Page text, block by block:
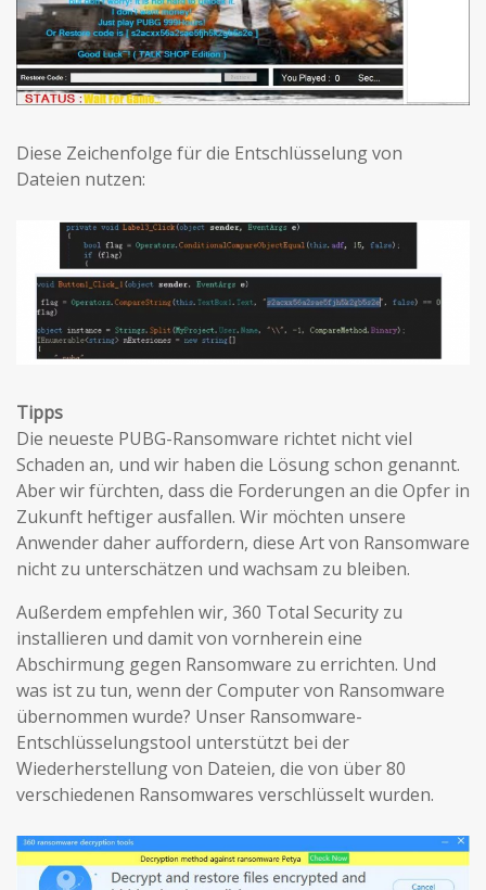
Diese Zeichenfolge für die Entschlüsselung von
Dateien nutzen:
Tipps
Die neueste PUBG-Ransomware richtet nicht viel
Schaden an, und wir haben die Lösung schon genannt.
Aber wir fürchten, dass die Forderungen an die Opfer in
Zukunft heftiger ausfallen. Wir möchten unsere
Anwender daher auffordern, diese Art von Ransomware
nicht zu unterschätzen und wachsam zu bleiben.
Außerdem empfehlen wir, 360 Total Security zu
installieren und damit von vornherein eine
Abschirmung gegen Ransomware zu errichten. Und
was ist zu tun, wenn der Computer von Ransomware
übernommen wurde? Unser Ransomware-
Entschlüsselungstool unterstützt bei der
Wiederherstellung von Dateien, die von über 80
verschiedenen Ransomwares verschlüsselt wurden.